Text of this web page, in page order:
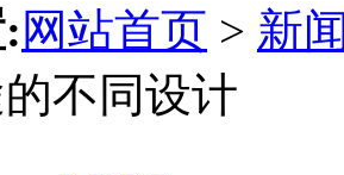
网站首页 > 新
不同设计